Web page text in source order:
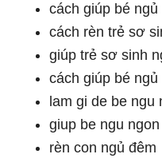
cách giúp bé
cách rèn trẻ sơ
giúp trẻ sơ sinh
cách giúp bé ngủ
lam gi de be ngu
giup be ngu ngon
rèn con ngủ đêm